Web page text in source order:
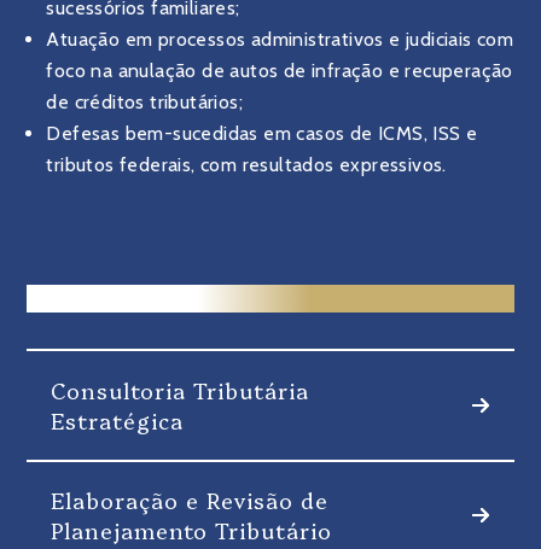
sucessórios familiares;
Atuação em processos administrativos e judiciais com
foco na anulação de autos de infração e recuperação
de créditos tributários;
Defesas bem-sucedidas em casos de ICMS, ISS e
tributos federais, com resultados expressivos.
Consultoria Tributária
Estratégica
Elaboração e Revisão de
Planejamento Tributário